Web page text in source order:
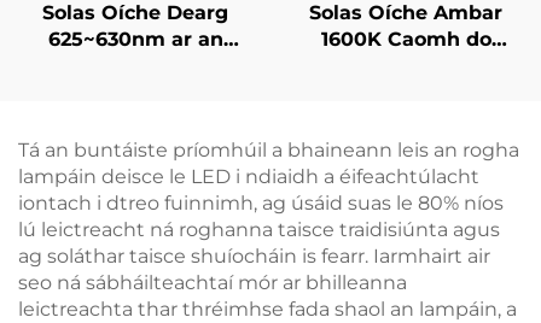
Solas Oíche Dearg
625~630nm ar an
Luchtaithe trí USB-C
Gan Chord 18 Uair an
Chloig
Solas Oíche Ambar
1600K Caomh do
Bataireacht
Athluchtáilte 1800Mah
Tá an buntáiste príomhúil a bhaineann leis an rogha
lampáin deisce le LED i ndiaidh a éifeachtúlacht
iontach i dtreo fuinnimh, ag úsáid suas le 80% níos
lú leictreacht ná roghanna taisce traidisiúnta agus
ag soláthar taisce shuíocháin is fearr. Iarmhairt air
seo ná sábháilteachtaí mór ar bhilleanna
leictreachta thar thréimhse fada shaol an lampáin, a